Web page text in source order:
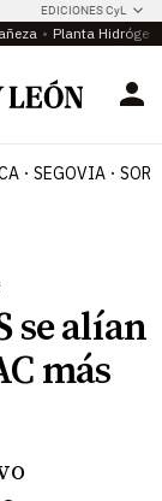
EDICIONES CyL
Planta
SEGOVIA
se alían
más